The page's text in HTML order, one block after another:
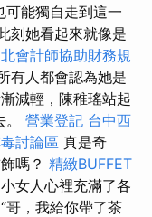
可能獨自走到這一
刻她看起來就像是
會計師協助財務規
有人都會認為她是
減輕，陳稚瑤站起
營業登記 台中西
討論區 真是奇
嗎？ 精緻BUFFET
女人心裡充滿了各
“哥，我給你帶了茶